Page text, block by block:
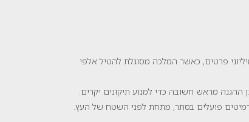
פרטים, כאשר המלכה מסוגלת להטיל אלפי
מראש חשובה כדי למנוע תיקונים יקרים.
פועלים בסתר, מתחת לפני השטח של העץ.